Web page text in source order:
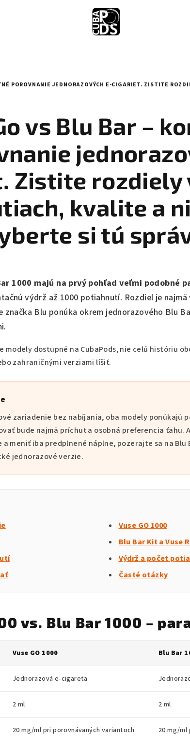
POROVNANIE JEDNORAZOVÝCH E-CIGARIET. ZISTITE
vs Blu Bar –
Zistite rozdiely
kvalite a
si tú
1000 majú na prvý pohľad veľmi podobné
výdrž až 1000 potiahnutí. Rozdiel je
Blu ponúka okrem jednorazového Blu
modely dostupné na CubaPods, nie celú históriu
zahraničnými verziami líšiť.
zariadenie bez nabíjania, oba modely ponúkajú
bude najmä príchuť a osobná preferencia ťahu.
meniť iba predplnené náplne, pozerajte sa na Blu
jednorazové verzie.
Vuse GO 1000
Blu Bar Kit a Vuse
Výdrž a počet
Časté otázky
vs. Blu Bar 1000 –
Vuse GO 1000 Blu Bar
Jednorazová e-cigareta
2 ml 2 ml
20 mg/ml pri porovnávaných variantoch 20 mg/ml